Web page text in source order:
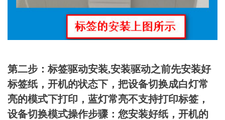
第二步：标签驱动安装,安装驱动之前先安装好
标签纸，开机的状态下，把设备切换成白灯常
亮的模式下打印，蓝灯常亮不支持打印标签，
设备切换模式操作步骤：您安装好纸，开机的